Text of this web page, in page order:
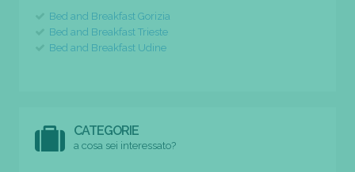
Bed and Breakfast Gorizia
Bed and Breakfast Trieste
Bed and Breakfast Udine
CATEGORIE
a cosa sei interessato?